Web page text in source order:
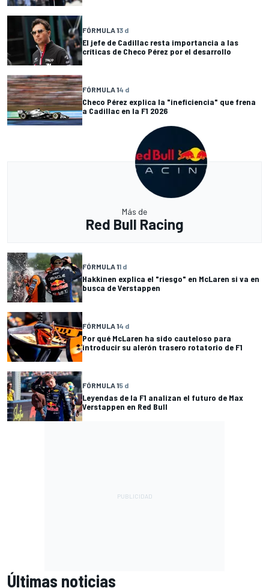
FÓRMULA 13 d
El jefe de Cadillac resta importancia a las
críticas de Checo Pérez por el desarrollo
FÓRMULA 14 d
Checo Pérez explica la "ineficiencia" que frena
a Cadillac en la F1 2026
Más de
Red Bull Racing
FÓRMULA 11 d
Hakkinen explica el "riesgo" en McLaren si va en
busca de Verstappen
FÓRMULA 14 d
Por qué McLaren ha sido cauteloso para
introducir su alerón trasero rotatorio de F1
FÓRMULA 15 d
Leyendas de la F1 analizan el futuro de Max
Verstappen en Red Bull
Últimas noticias